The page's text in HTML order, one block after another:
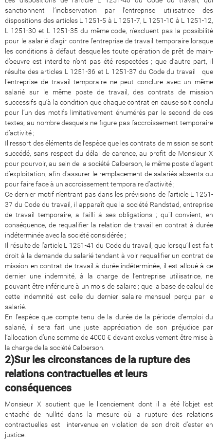
sanctionnent l’inobservation par l’entreprise utilisatrice des
dispositions des articles L 1251-5 à L 1251-7, L 1251-10 à L 1251-12,
L 1251-30 et L 1251-35 du même code, n’excluent pas la possibilité
pour le salarié d’agir contre l’entreprise de travail temporaire lorsque
les conditions à défaut desquelles toute opération de prêt de main-
d’oeuvre est interdite n’ont pas été respectées ; que d’autre part, il
résulte des articles L 1251-36 et L 1251-37 du Code du travail que
l’entreprise de travail temporaire ne peut conclure avec un même
salarié sur le même poste de travail, des contrats de mission
successifs qu’à la condition que chaque contrat en cause soit conclu
pour l’un des motifs limitativement énumérés par le second de ces
textes, au nombre desquels ne figure pas l’accroissement temporaire
d’activité ;
Il ressort des éléments de l’espèce que les contrats de mission se sont
succédé, sans respect du délai de carence, au profit de Monsieur X
pour pourvoir, au sein de la société Calberson, le même poste d’agent
d’exploitation, afin d’assurer le remplacement de salariés absents ou
pour faire face à un accroissement temporaire d’activité ;
Ce dernier motif n’entrant pas dans les prévisions de l’article L 1251-
37 du Code du travail, il apparaît que la société Randstad, entreprise
de travail temporaire, a failli à ses obligations ; qu’il convient, en
conséquence, de requalifier la relation de travail en contrat à durée
indéterminée avec la société considérée ;
Il résulte de l’article L 1251-41 du Code du travail, que lorsqu’il est fait
droit à la demande du salarié tendant à voir requalifier un contrat de
mission en contrat de travail à durée indéterminée, il est alloué à ce
dernier une indemnité, à la charge de l’entreprise utilisatrice, ne
pouvant être inférieure à un mois de salaire ; que la base de calcul de
cette indemnité est celle du dernier salaire mensuel perçu par le
salarié.
En l’espèce que compte tenu de la durée de la période d’emploi du
salarié, il sera fait une juste appréciation de son préjudice par
l’allocation d’une somme de 4000 € devant exclusivement être mise à
la charge de la société Calberson.
2)Sur les circonstances de la rupture des
relations contractuelles et leurs
conséquences
Monsieur X soutient que le licenciement dont il a été l’objet est
entaché de nullité dans la mesure où la rupture des relations
contractuelles est intervenue en violation de son droit d’ester en
justice.